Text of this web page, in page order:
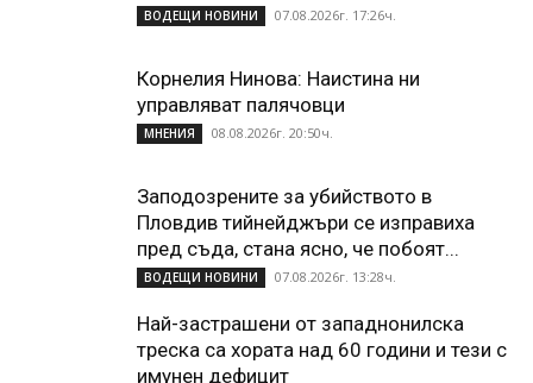
ВОДЕЩИ НОВИНИ 07.08.2026г. 17:26ч.
Корнелия Нинова: Наистина ни
управляват палячовци
МНЕНИЯ 08.08.2026г. 20:50ч.
Заподозрените за убийството в
Пловдив тийнейджъри се изправиха
пред съда, стана ясно, че побоят...
ВОДЕЩИ НОВИНИ 07.08.2026г. 13:28ч.
Най-застрашени от западнонилска
треска са хората над 60 години и тези с
имунен дефицит